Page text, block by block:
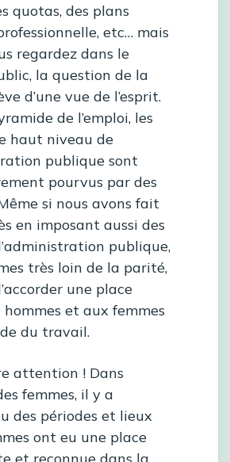
quotas, des plans
etc… mais
regardez dans le
la question de la
d’une vue de l’esprit.
de l’emploi, les
haut niveau de
publique sont
pourvus par des
si nous avons fait
en imposant aussi des
publique,
très loin de la parité,
une place
et aux femmes
du travail.
attention ! Dans
femmes, il y a
des périodes et lieux
ont eu une place